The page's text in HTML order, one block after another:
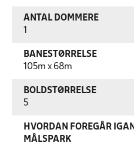
ANTAL DOMMERE
BANESTØRRELSE
105m x 68m
BOLDSTØRRELSE
5
HVORDAN FOREGÅR
MÅLSPARK